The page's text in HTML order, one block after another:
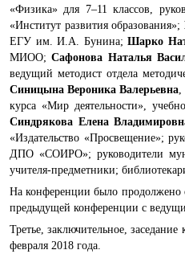
«Физика» для 7–11 классов,
«Институт развития образования»;
ЕГУ им. И.А. Бунина; Шарко
МИОО;Сафонова Наталья
ведущий методист отдела
Синицына Вероника Валерьевна
курса «Мир деятельности»,
Синдрякова Елена
«Издательство «Просвещение»;
ДПО «СОИРО»; руководители
учителя-предметники;
На конференции было продолжено
предыдущей конференции с
Третье, заключительное,
февраля 2018 года.